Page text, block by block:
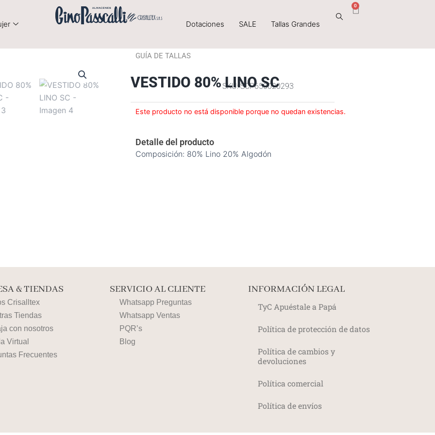
Dotaciones SALE Tallas Grandes
0
Cart
VESTIDO 80% LINO SC
SKU: SCP650020293
Este producto no está disponible porque no quedan existencias.
GUÍA DE TALLAS
Detalle del producto
Composición: 80% Lino 20% Algodón
& TIENDAS
Crisalltex
Tiendas
con nosotros
Virtual
Frecuentes
SERVICIO AL CLIENTE
Whatsapp Preguntas
Whatsapp Ventas
PQR’s
Blog
INFORMACIÓN LEGAL
TyC Apuéstale a Papá
Política de protección de datos
Política de cambios y
devoluciones
Política comercial
Política de envíos